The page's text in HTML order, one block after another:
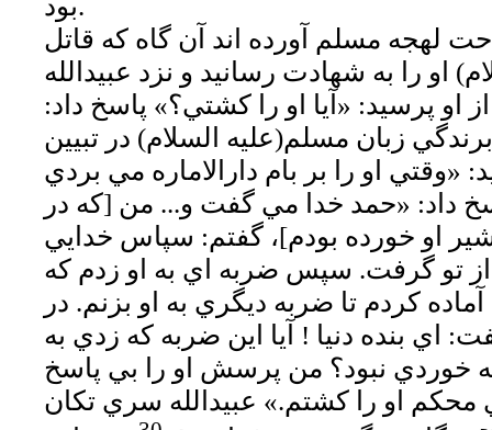
لهجه مسلم آورده اند آن گاه كه قاتل
او را به شهادت رسانيد و نزد عبيدالله
او پرسيد: «آيا او را كشتي؟» پاسخ داد:
زبان مسلم(عليه السلام) در تبيين
«وقتي او را بر بام دارالاماره مي بردي
داد: «حمد خدا مي گفت و... من [كه در
او خورده بودم]، گفتم: سپاس خدايي
تو گرفت. سپس ضربه اي به او زدم كه
آماده كردم تا ضربه ديگري به او بزنم. در
بنده دنيا ! آيا اين ضربه كه زدي به
خوردي نبود؟ من پرسش او را بي پاسخ
محكم او را كشتم.» عبيدالله سري تكان